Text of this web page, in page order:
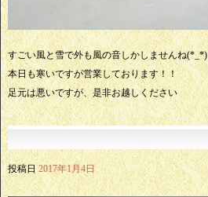
すごい風と雪で外も風の音しかしませんね(*_*)
本日も寒いですが営業しております！！
足元は悪いですが、是非お越しください
投稿日 2017年1月4日